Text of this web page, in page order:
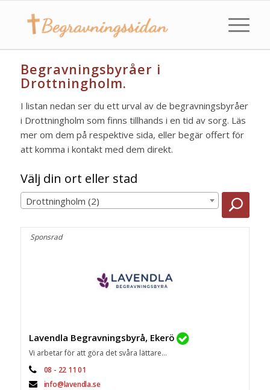
Begravningsbyråer i
Drottningholm.
I listan nedan ser du ett urval av de begravningsbyråer
i Drottningholm som finns tillhands i en tid av sorg. Läs
mer om dem på respektive sida, eller begär offert för
att komma i kontakt med dem direkt.
Välj din ort eller stad
Drottningholm (2)
Sponsrad
Lavendla Begravningsbyrå, Ekerö
Vi arbetar för att göra det svåra lättare...
08 - 22 11 01
info@lavendla.se